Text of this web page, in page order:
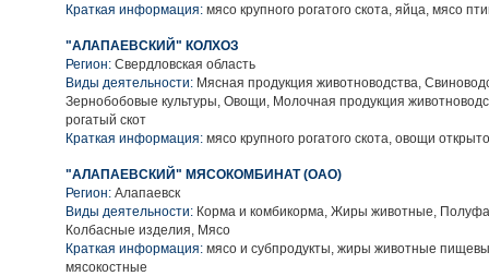
Краткая информация: мясо крупного рогатого скота, яйца, мясо
"АЛАПАЕВСКИЙ" КОЛХОЗ
Регион: Свердловская область
Виды деятельности: Мясная продукция животноводства,
Зернобобовые культуры, Овощи, Молочная продукция
рогатый скот
Краткая информация: мясо крупного рогатого скота, овощи
"АЛАПАЕВСКИЙ" МЯСОКОМБИНАТ (ОАО)
Регион: Алапаевск
Виды деятельности: Корма и комбикорма, Жиры животные,
Колбасные изделия, Мясо
Краткая информация: мясо и субпродукты, жиры животные
мясокостные